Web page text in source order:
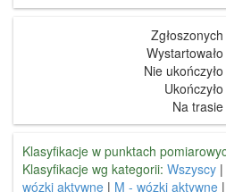
Zgłoszonych
Wystartowało
Nie ukończyło
Ukończyło
Na trasie
Klasyfikacje w punktach
Klasyfikacje wg kategorii: Wszyscy |
wózki aktywne | M - wózki aktywne |